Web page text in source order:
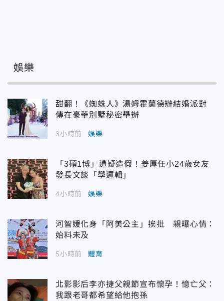
娛樂
甜翻！《蜘蛛人》湯姆霍蘭德辦結婚派對
傳在豪華別墅秘密舉辦
3小時前 娛樂
「3碩1博」遭疑造假！姜厚任小24歲女友
發長文談「學邏輯」
4小時前 娛樂
河智媛化身「阿美公主」挨批 親曝心情：
始料未及
5小時前 體育
北影影后李亦捷父親節宣布懷孕！憶亡父：
我跟老哥都希望給他抱孫